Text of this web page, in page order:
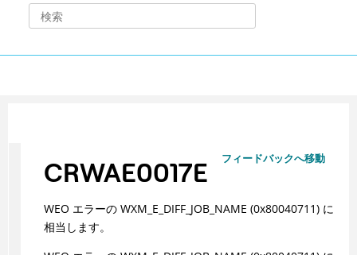
フィードバックへ移動
CRWAE0017E
WEO エラーの WXM_E_DIFF_JOB_NAME (0x80040711) に
相当します。